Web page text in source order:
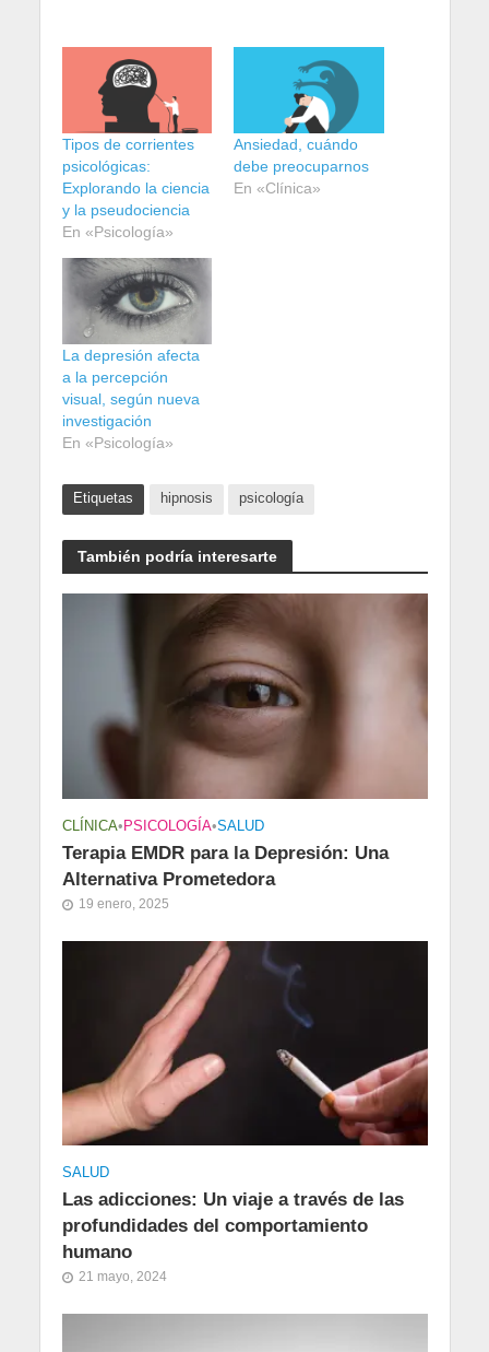
Tipos de corrientes
psicológicas:
Explorando la ciencia
y la pseudociencia
En «Psicología»
Ansiedad, cuándo
debe preocuparnos
En «Clínica»
La depresión afecta
a la percepción
visual, según nueva
investigación
En «Psicología»
Etiquetas hipnosis psicología
También podría interesarte
CLÍNICA• PSICOLOGÍA•SALUD
Terapia EMDR para la Depresión: Una
Alternativa Prometedora
19 enero, 2025
SALUD
Las adicciones: Un viaje a través de las
profundidades del comportamiento
humano
21 mayo, 2024